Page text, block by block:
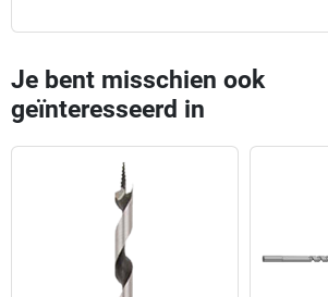
Je bent misschien ook
geïnteresseerd in